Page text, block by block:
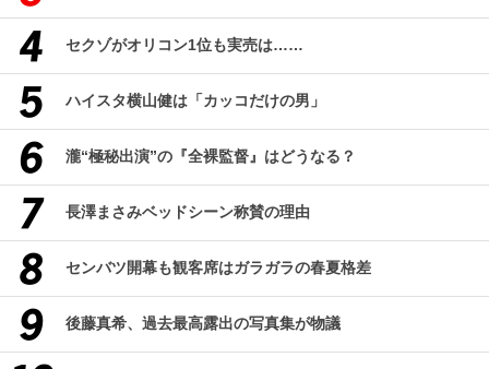
セクゾがオリコン1位も実売は……
ハイスタ横山健は「カッコだけの男」
瀧“極秘出演”の『全裸監督』はどうなる？
長澤まさみベッドシーン称賛の理由
センバツ開幕も観客席はガラガラの春夏格差
後藤真希、過去最高露出の写真集が物議